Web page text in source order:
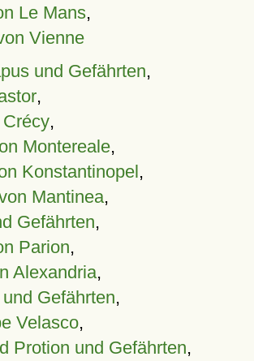
Le Mans,
Vienne
und Gefährten,
,
,
Montereale,
Konstantinopel,
Mantinea,
Gefährten,
Parion,
Alexandria,
Gefährten,
Velasco,
Protion und Gefährten,